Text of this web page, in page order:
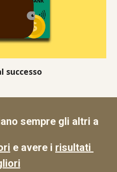
successo
sempre gli altri a
e avere i risultati